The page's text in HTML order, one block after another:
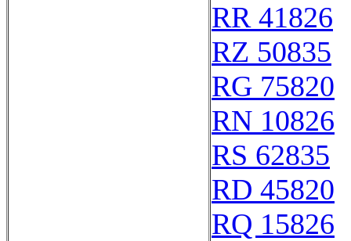
RR 41826
RZ 50835
RG 75820
RN 10826
RS 62835
RD 45820
RQ 15826